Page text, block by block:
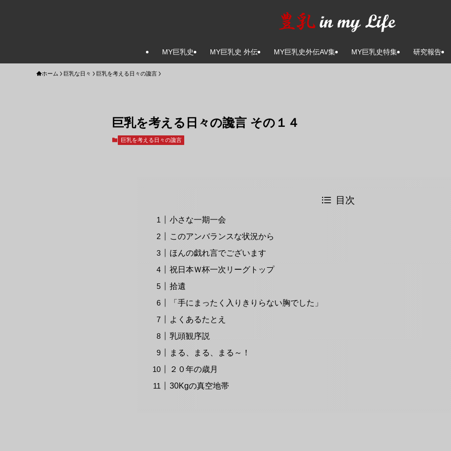
MY巨乳史 MY巨乳史 外伝 MY巨乳史外伝AV集 MY巨乳史特集 研究報告
ホーム 巨乳な日々 巨乳を考える日々の讒言
巨乳を考える日々の讒言 その１４
巨乳を考える日々の讒言
目次
小さな一期一会
このアンバランスな状況から
ほんの戯れ言でございます
祝日本Ｗ杯一次リーグトップ
拾遺
「手にまったく入りきりらない胸でした」
よくあるたとえ
乳頭観序説
まる、まる、まる～！
２０年の歳月
30Kgの真空地帯